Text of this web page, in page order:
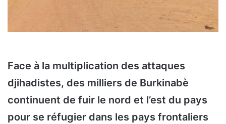
Face à la multiplication des attaques
djihadistes, des milliers de Burkinabè
continuent de fuir le nord et l’est du pays
pour se réfugier dans les pays frontaliers